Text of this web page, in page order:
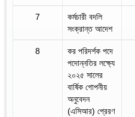
7
কর্মচারী বদলি
সংক্রান্ত আদেশ
8
কর পরিদর্শক পদে
পদোন্নতির লক্ষ্যে
২০২৫ সালের
বার্ষিক গোপনীয়
অনুবেদন
(এসিআর) প্রেরণ